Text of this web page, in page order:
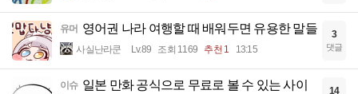
유머 영어권 나라 여행할 때 배워두면 유용한 말들
사실난라쿤 Lv.89 조회 1169 추천 1 13:15
3
댓글
이슈 일본 만화 공식으로 무료로 볼 수 있는 사이
14